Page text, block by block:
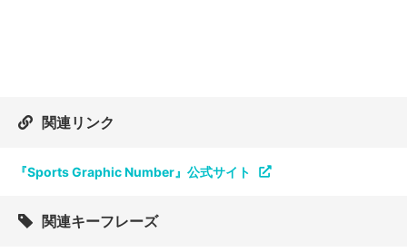
関連リンク
『Sports Graphic Number』公式サイト
関連キーフレーズ